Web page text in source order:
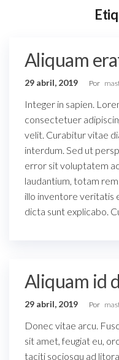
Aliquam
29 abril, 2019 Por
Integer in sapien.
consectetuer
velit. Curabitur vitae
interdum. Sed ut
error sit voluptatem
laudantium, totam
illo inventore veritatis
dicta sunt explicabo.
Aliquam id
29 abril, 2019 Por
Donec vitae arcu.
sit amet, feugiat eu,
taciti sociosqu ad